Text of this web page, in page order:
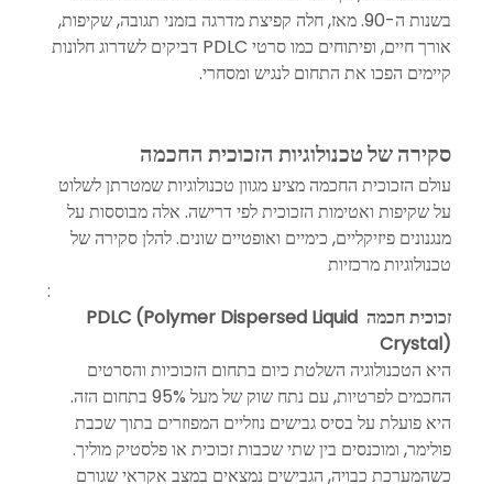
בשנות ה-90. מאז, חלה קפיצת מדרגה בזמני תגובה, שקיפות,
אורך חיים, ופיתוחים כמו סרטי PDLC דביקים לשדרוג חלונות
קיימים הפכו את התחום לנגיש ומסחרי.
סקירה של טכנולוגיות הזכוכית החכמה
עולם הזכוכית החכמה מציע מגוון טכנולוגיות שמטרתן לשלוט
על שקיפות ואטימות הזכוכית לפי דרישה. אלה מבוססות על
מנגנונים פיזיקליים, כימיים ואופטיים שונים. להלן סקירה של
טכנולוגיות מרכזיות
:
זכוכית חכמה PDLC (Polymer Dispersed Liquid
Crystal)
היא הטכנולוגיה השלטת כיום בתחום הזכוכיות והסרטים
החכמים לפרטיות, עם נתח שוק של מעל 95% בתחום הזה.
היא פועלת על בסיס גבישים נוזליים המפוזרים בתוך שכבת
פולימר, ומוכנסים בין שתי שכבות זכוכית או פלסטיק מוליך.
כשהמערכת כבויה, הגבישים נמצאים במצב אקראי שגורם